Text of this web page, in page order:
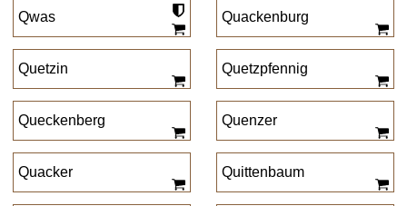
Qwas Quackenburg
Quetzin Quetzpfennig
Queckenberg Quenzer
Quacker Quittenbaum